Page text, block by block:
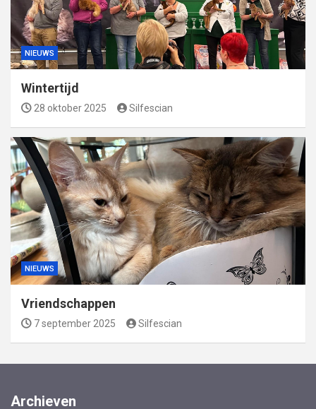
NIEUWS
Wintertijd
28 oktober 2025 Silfescian
NIEUWS
Vriendschappen
7 september 2025 Silfescian
Archieven